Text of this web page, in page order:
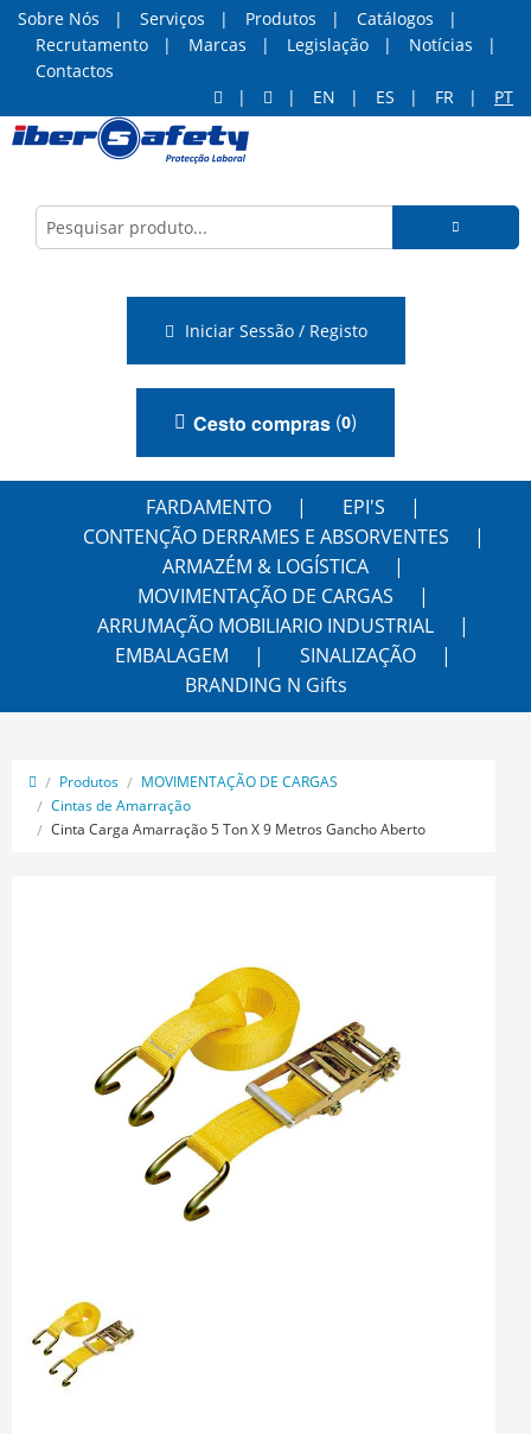
Sobre Nós Serviços Produtos
Catálogos
Recrutamento
Marcas Legislação
Notícias
Contactos
EN
ES FR PT
Iniciar Sessão / Registo
Cesto compras (0)
FARDAMENTO
EPI'S
CONTENÇÃO DERRAMES E ABSORVENTES
ARMAZÉM & LOGÍSTICA
MOVIMENTAÇÃO DE CARGAS
ARRUMAÇÃO MOBILIARIO INDUSTRIAL
EMBALAGEM
SINALIZAÇÃO
BRANDING N Gifts
Produtos
MOVIMENTAÇÃO DE CARGAS
Cintas de Amarração
Cinta Carga Amarração 5 Ton X 9 Metros Gancho Aberto